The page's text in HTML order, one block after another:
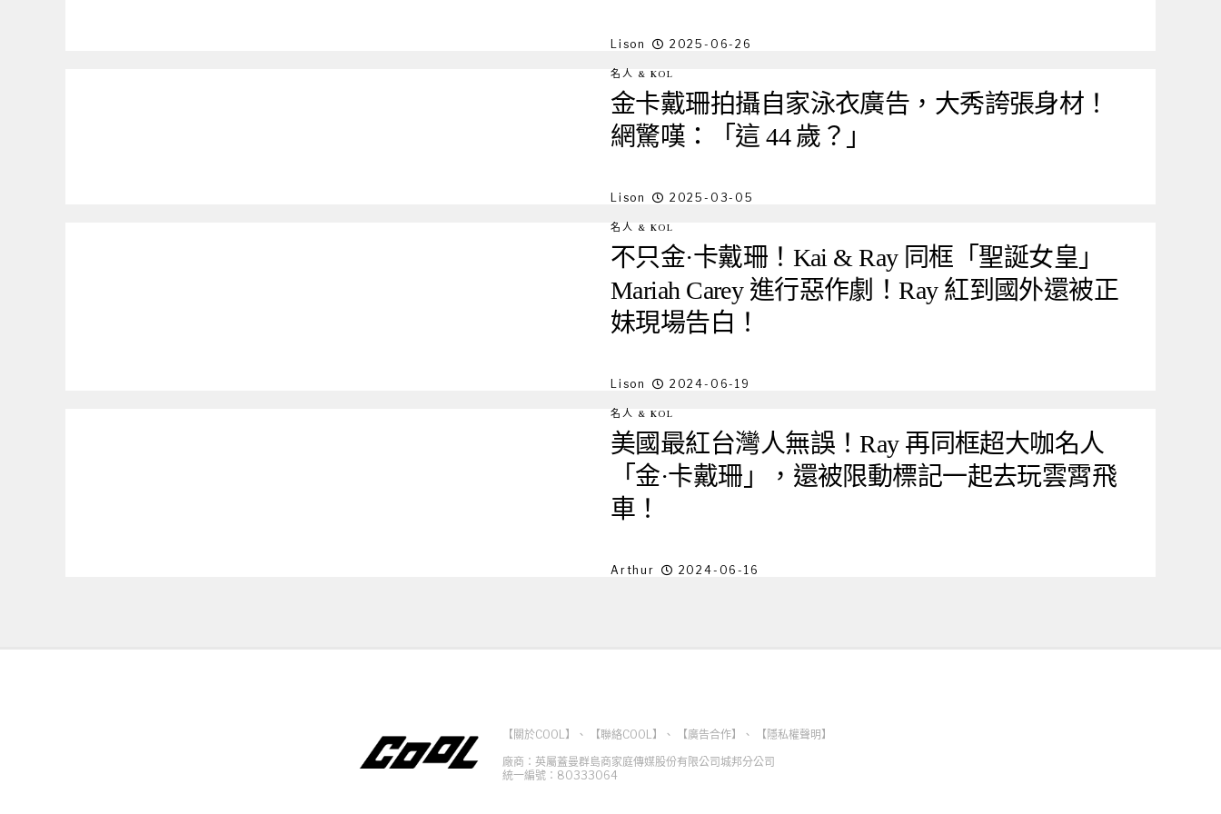
Lison 2025-06-26
名人 & KOL
金卡戴珊拍攝自家泳衣廣告，大秀誇張身材！
網驚嘆：「這 44 歲？」
Lison 2025-03-05
名人 & KOL
不只金·卡戴珊！Kai & Ray 同框「聖誕女皇」
Mariah Carey 進行惡作劇！Ray 紅到國外還被正
妹現場告白！
Lison 2024-06-19
名人 & KOL
美國最紅台灣人無誤！Ray 再同框超大咖名人
「金·卡戴珊」，還被限動標記一起去玩雲霄飛
車！
Arthur 2024-06-16
【關於COOL】 、 【聯絡COOL】 、 【廣告合作】 、
【隱私權聲明】
廠商：英屬蓋曼群島商家庭傳媒股份有限公司城邦分公司
統一編號：80333064